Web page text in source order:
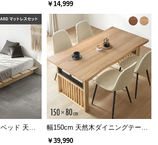
￥14,999
ッド 天然
ットレス付
幅150cm 天然木ダイニングテーブ
ル 一枚板デザイン 4人掛け
￥39,990